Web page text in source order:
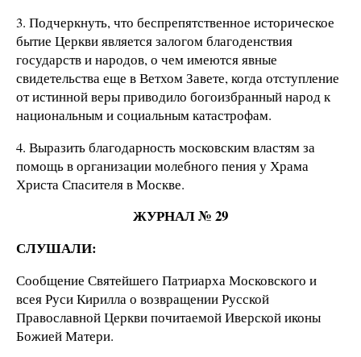
3. Подчеркнуть, что беспрепятственное историческое
бытие Церкви является залогом благоденствия
государств и народов, о чем имеются явные
свидетельства еще в Ветхом Завете, когда отступление
от истинной веры приводило богоизбранный народ к
национальным и социальным катастрофам.
4. Выразить благодарность московским властям за
помощь в организации молебного пения у Храма
Христа Спасителя в Москве.
ЖУРНАЛ № 29
СЛУШАЛИ:
Сообщение Святейшего Патриарха Московского и
всея Руси Кирилла о возвращении Русской
Православной Церкви почитаемой Иверской иконы
Божией Матери.